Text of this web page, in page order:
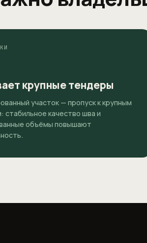
крупные тендеры
участок — пропуск к крупным
стабильное качество шва и
объёмы повышают